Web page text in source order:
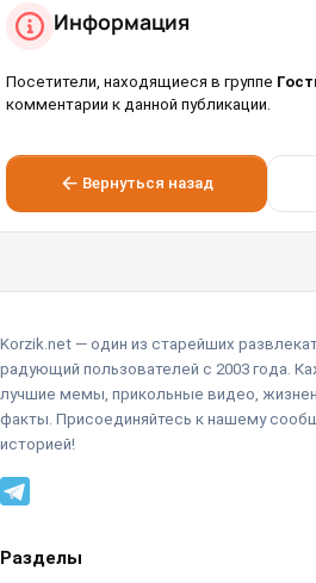
Информация
Посетители, находящиеся в группе
комментарии к данной публикации.
Вернуться назад
Korzik.net — один из старейших
радующий пользователей с 2003 года.
лучшие мемы, прикольные видео,
факты. Присоединяйтесь к нашему
историей!
Разделы